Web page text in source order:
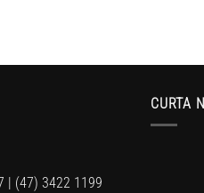
| (47) 3422 1199
CURTA